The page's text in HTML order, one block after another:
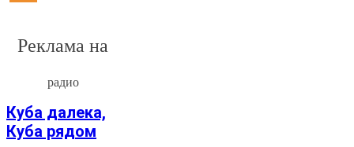
Реклама на
радио
Куба далека,
Куба рядом